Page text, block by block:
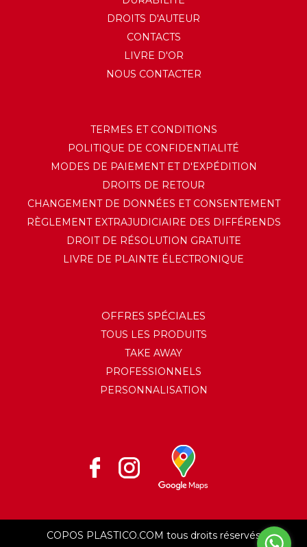
DROITS D'AUTEUR
CONTACTS
LIVRE D'OR
NOUS CONTACTER
TERMES ET CONDITIONS
POLITIQUE DE CONFIDENTIALITÉ
MODES DE PAIEMENT ET D'EXPÉDITION
DROITS DE RETOUR
CHANGEMENT DE DONNÉES ET CONSENTEMENT
RÈGLEMENT EXTRAJUDICIAIRE DES DIFFÉRENDS
DROIT DE RÉSOLUTION GRATUITE
LIVRE DE PLAINTE ÉLECTRONIQUE
OFFRES SPÉCIALES
TOUS LES PRODUITS
TAKE AWAY
PROFESSIONNELS
PERSONNALISATION
COPOS PLASTICO.COM tous droits réservés